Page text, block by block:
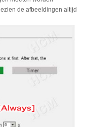
de afbeeldingen altijd